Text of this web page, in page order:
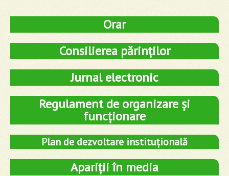
Orar
Consilierea părinților
Jurnal electronic
Regulament de organizare și
funcționare
Plan de dezvoltare instituțională
Apariții în media